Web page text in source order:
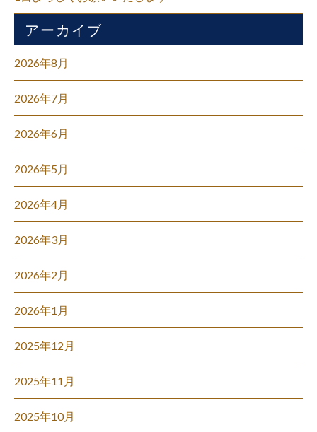
アーカイブ
2026年8月
2026年7月
2026年6月
2026年5月
2026年4月
2026年3月
2026年2月
2026年1月
2025年12月
2025年11月
2025年10月